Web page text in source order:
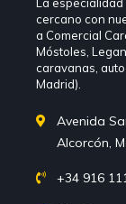
cercano con
a Comercial
Móstoles,
caravanas,
Madrid).
Avenida
Alcorcón,
+34 916